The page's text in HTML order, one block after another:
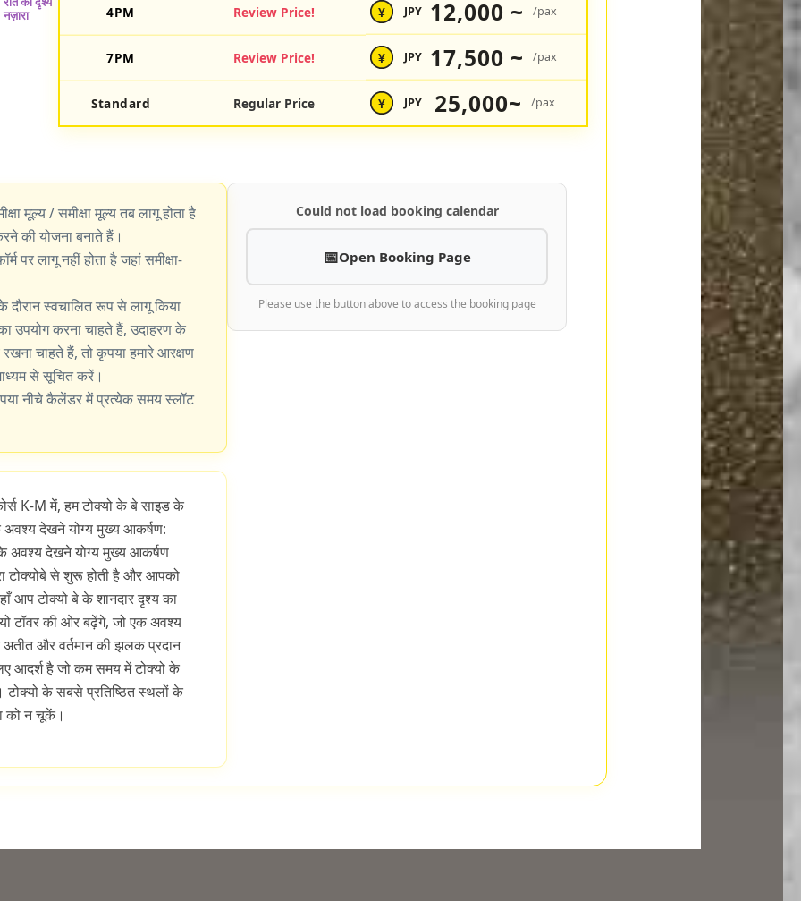
4PM Review Price! ¥ JPY 12,000 ~ /pax
7PM Review Price! ¥ JPY 17,500 ~ /pax
Standard Regular Price ¥ JPY 25,000~ /pax
मूल्य / समीक्षा मूल्य तब लागू होता है
की योजना बनाते हैं।
पर लागू नहीं होता है जहां समीक्षा-
स्वचालित रूप से लागू किया
उपयोग करना चाहते हैं, उदाहरण के
चाहते हैं, तो कृपया हमारे आरक्षण
से सूचित करें।
नीचे कैलेंडर में प्रत्येक समय स्लॉट
K-M में, हम टोक्यो के बे साइड के
देखने योग्य मुख्य आकर्षण:
अवश्य देखने योग्य मुख्य आकर्षण
टोक्योबे से शुरू होती है और आपको
आप टोक्यो बे के शानदार दृश्य का
टॉवर की ओर बढ़ेंगे, जो एक अवश्य
और वर्तमान की झलक प्रदान
आदर्श है जो कम समय में टोक्यो के
टोक्यो के सबसे प्रतिष्ठित स्थलों के
को न चूकें।
Could not load booking calendar
Open Booking Page
Please use the button above to access the booking page